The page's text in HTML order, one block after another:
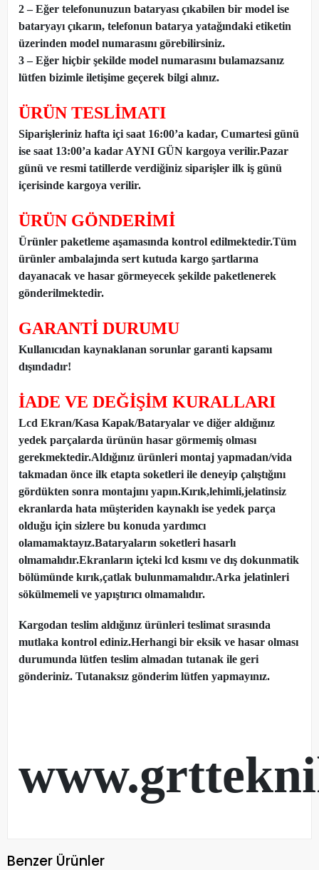
2 – Eğer telefonunuzun bataryası çıkabilen bir model ise
bataryayı çıkarın, telefonun batarya yatağındaki etiketin
üzerinden model numarasını görebilirsiniz.
3 – Eğer hiçbir şekilde model numarasını bulamazsanız
lütfen bizimle iletişime geçerek bilgi alınız.
ÜRÜN TESLİMATI
Siparişleriniz hafta içi saat 16:00’a kadar, Cumartesi günü
ise saat 13:00’a kadar AYNI GÜN kargoya verilir.Pazar
günü ve resmi tatillerde verdiğiniz siparişler ilk iş günü
içerisinde kargoya verilir.
ÜRÜN GÖNDERİMİ
Ürünler paketleme aşamasında kontrol edilmektedir.Tüm
ürünler ambalajında sert kutuda kargo şartlarına
dayanacak ve hasar görmeyecek şekilde paketlenerek
gönderilmektedir.
GARANTİ DURUMU
Kullanıcıdan kaynaklanan sorunlar garanti kapsamı
dışındadır!
İADE VE DEĞİŞİM KURALLARI
Lcd Ekran/Kasa Kapak/Bataryalar ve diğer aldığınız
yedek parçalarda ürünün hasar görmemiş olması
gerekmektedir.Aldığınız ürünleri montaj yapmadan/vida
takmadan önce ilk etapta soketleri ile deneyip çalıştığını
gördükten sonra montajını yapın.Kırık,lehimli,jelatinsiz
ekranlarda hata müşteriden kaynaklı ise yedek parça
olduğu için sizlere bu konuda yardımcı
olamamaktayız.Bataryaların soketleri hasarlı
olmamalıdır.Ekranların içteki lcd kısmı ve dış dokunmatik
bölümünde kırık,çatlak bulunmamalıdır.Arka jelatinleri
sökülmemeli ve yapıştırıcı olmamalıdır.
Kargodan teslim aldığınız ürünleri teslimat sırasında
mutlaka kontrol ediniz.Herhangi bir eksik ve hasar olması
durumunda lütfen teslim almadan tutanak ile geri
gönderiniz. Tutanaksız gönderim lütfen yapmayınız.
Benzer Ürünler